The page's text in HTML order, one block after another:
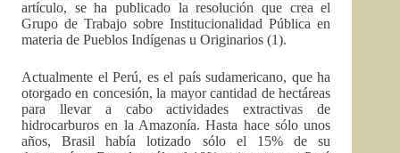
artículo, se ha publicado la resolución que crea el
Grupo de Trabajo sobre Institucionalidad Pública en
materia de Pueblos Indígenas u Originarios (1).
Actualmente el Perú, es el país sudamericano, que ha
otorgado en concesión, la mayor cantidad de hectáreas
para llevar a cabo actividades extractivas de
hidrocarburos en la Amazonía. Hasta hace sólo unos
años, Brasil había lotizado sólo el 15% de su